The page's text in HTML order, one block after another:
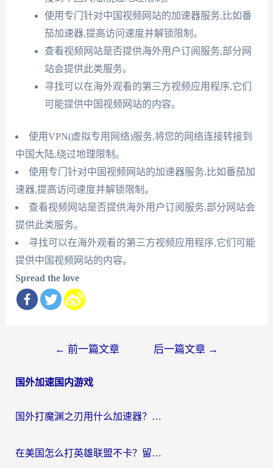
使用专门针对中国视频网站的加速器服务,比如番
茄加速器,提高访问速度并解锁限制。
查看视频网站是否提供海外用户订阅服务,部分网
站会提供此类服务。
寻找可以在海外观看的第三方视频应用程序,它们
可能提供中国视频网站的内容。
使用VPN(虚拟专用网络)服务,将您的网络连接转接到
中国大陆,绕过地理限制。
使用专门针对中国视频网站的加速器服务,比如番茄加
速器,提高访问速度并解锁限制。
查看视频网站是否提供海外用户订阅服务,部分网站会
提供此类服务。
寻找可以在海外观看的第三方视频应用程序,它们可能
提供中国视频网站的内容。
Spread the love
导
← 前一篇文章 后一篇文章 →
国外加速国内游戏
国外打魔渊之刃用什么加速器？2026海外玩家国服游戏加速全攻略（附闪耀暖暖&复苏的魔女避坑指南）
在美国怎么打英雄联盟不卡？留学生亲测的国服游戏加速全攻略